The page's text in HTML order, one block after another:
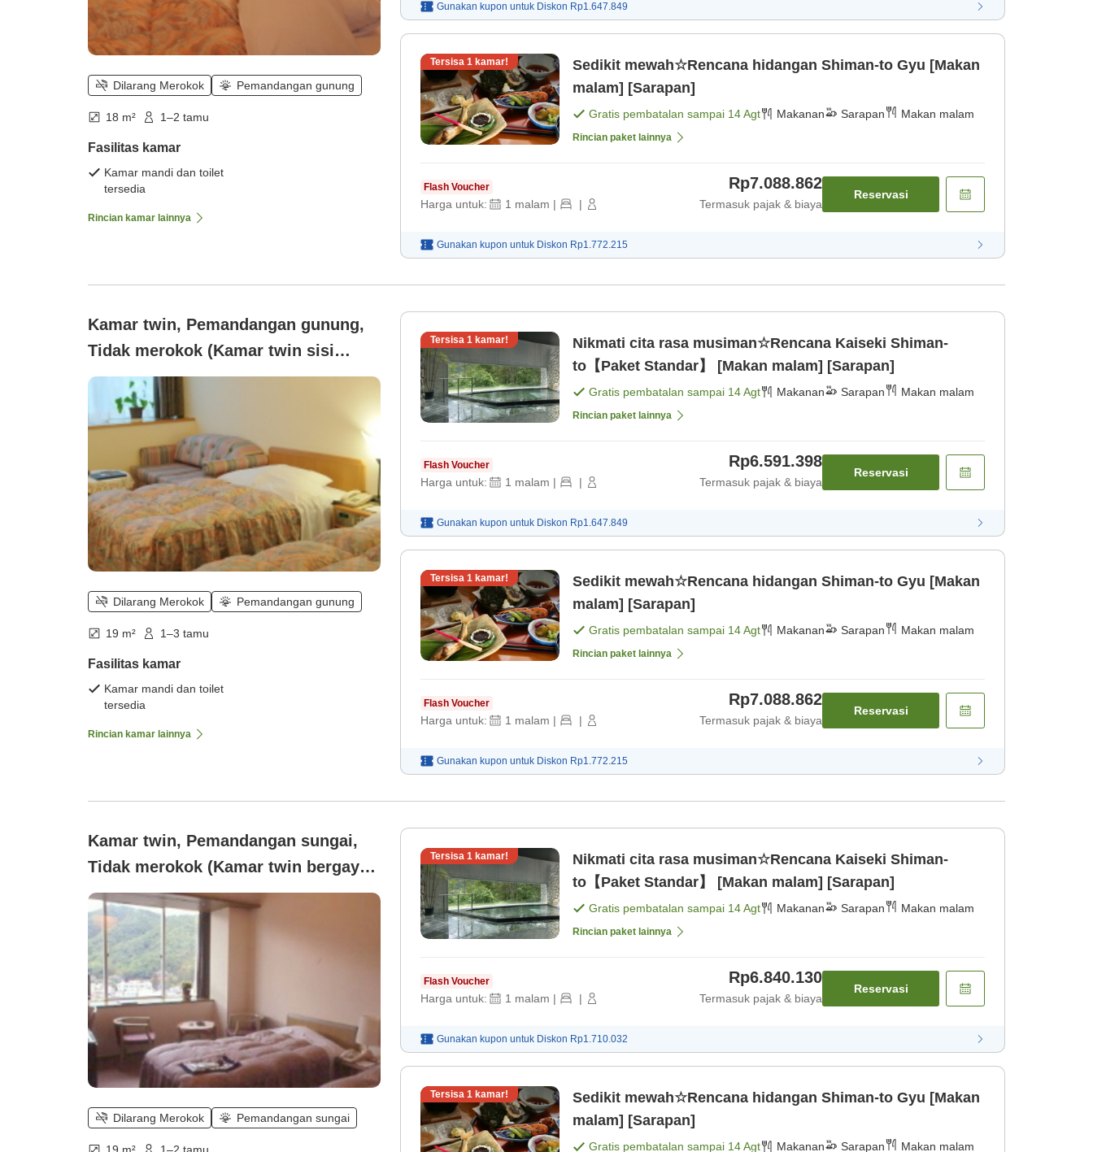
Dilarang Merokok Pemandangan gunung
18 m² 1–2 tamu
Fasilitas kamar
Kamar mandi dan toilet
tersedia
Rincian kamar lainnya
Gunakan kupon untuk Diskon Rp1.647.849
Tersisa 1 kamar!
Sedikit mewah☆Rencana hidangan Shiman-to Gyu [Makan
malam] [Sarapan]
Gratis pembatalan sampai 14 Agt Makanan Sarapan Makan malam
Rincian paket lainnya
Flash Voucher
Harga untuk: 1 malam | |
Rp7.088.862
Termasuk pajak & biaya
Reservasi
Gunakan kupon untuk Diskon Rp1.772.215
Kamar twin, Pemandangan gunung,
Tidak merokok (Kamar twin sisi
gunung dengan gaya barat【bebas
asap rokok】)
Dilarang Merokok Pemandangan gunung
19 m² 1–3 tamu
Fasilitas kamar
Kamar mandi dan toilet
tersedia
Rincian kamar lainnya
Tersisa 1 kamar!
Nikmati cita rasa musiman☆Rencana Kaiseki Shiman-
to【Paket Standar】 [Makan malam] [Sarapan]
Gratis pembatalan sampai 14 Agt Makanan Sarapan Makan malam
Rincian paket lainnya
Flash Voucher
Harga untuk: 1 malam | |
Rp6.591.398
Termasuk pajak & biaya
Reservasi
Gunakan kupon untuk Diskon Rp1.647.849
Tersisa 1 kamar!
Sedikit mewah☆Rencana hidangan Shiman-to Gyu [Makan
malam] [Sarapan]
Gratis pembatalan sampai 14 Agt Makanan Sarapan Makan malam
Rincian paket lainnya
Flash Voucher
Harga untuk: 1 malam | |
Rp7.088.862
Termasuk pajak & biaya
Reservasi
Gunakan kupon untuk Diskon Rp1.772.215
Kamar twin, Pemandangan sungai,
Tidak merokok (Kamar twin bergaya
Barat dengan pemandangan Sungai
Shimanto 【bebas asap rokok】)
Dilarang Merokok Pemandangan sungai
Tersisa 1 kamar!
Nikmati cita rasa musiman☆Rencana Kaiseki Shiman-
to【Paket Standar】 [Makan malam] [Sarapan]
Gratis pembatalan sampai 14 Agt Makanan Sarapan Makan malam
Rincian paket lainnya
Flash Voucher
Harga untuk: 1 malam | |
Rp6.840.130
Termasuk pajak & biaya
Reservasi
Gunakan kupon untuk Diskon Rp1.710.032
Tersisa 1 kamar!
Sedikit mewah☆Rencana hidangan Shiman-to Gyu [Makan
malam] [Sarapan]
Gratis pembatalan sampai 14 Agt Makanan Sarapan Makan malam